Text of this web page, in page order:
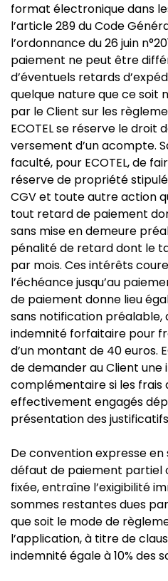
format électronique dans
l’article 289 du Code
l’ordonnance du 26 juin
paiement ne peut être
d’éventuels retards
quelque nature que ce soit
par le Client sur les
ECOTEL se réserve le droit
versement d’un acompte.
faculté, pour ECOTEL, de
réserve de propriété
CGV et toute autre action
tout retard de paiement
sans mise en demeure
pénalité de retard dont le
par mois. Ces intérêts
l’échéance jusqu’au
de paiement donne lieu
sans notification préalable,
indemnité forfaitaire pour
d’un montant de 40 euros.
de demander au Client une
complémentaire si les
effectivement engagés
présentation des
De convention expresse en
défaut de paiement partiel
fixée, entraîne l’exigibilité
sommes restantes dues par
que soit le mode de
l’application, à titre de
indemnité égale à 10% des